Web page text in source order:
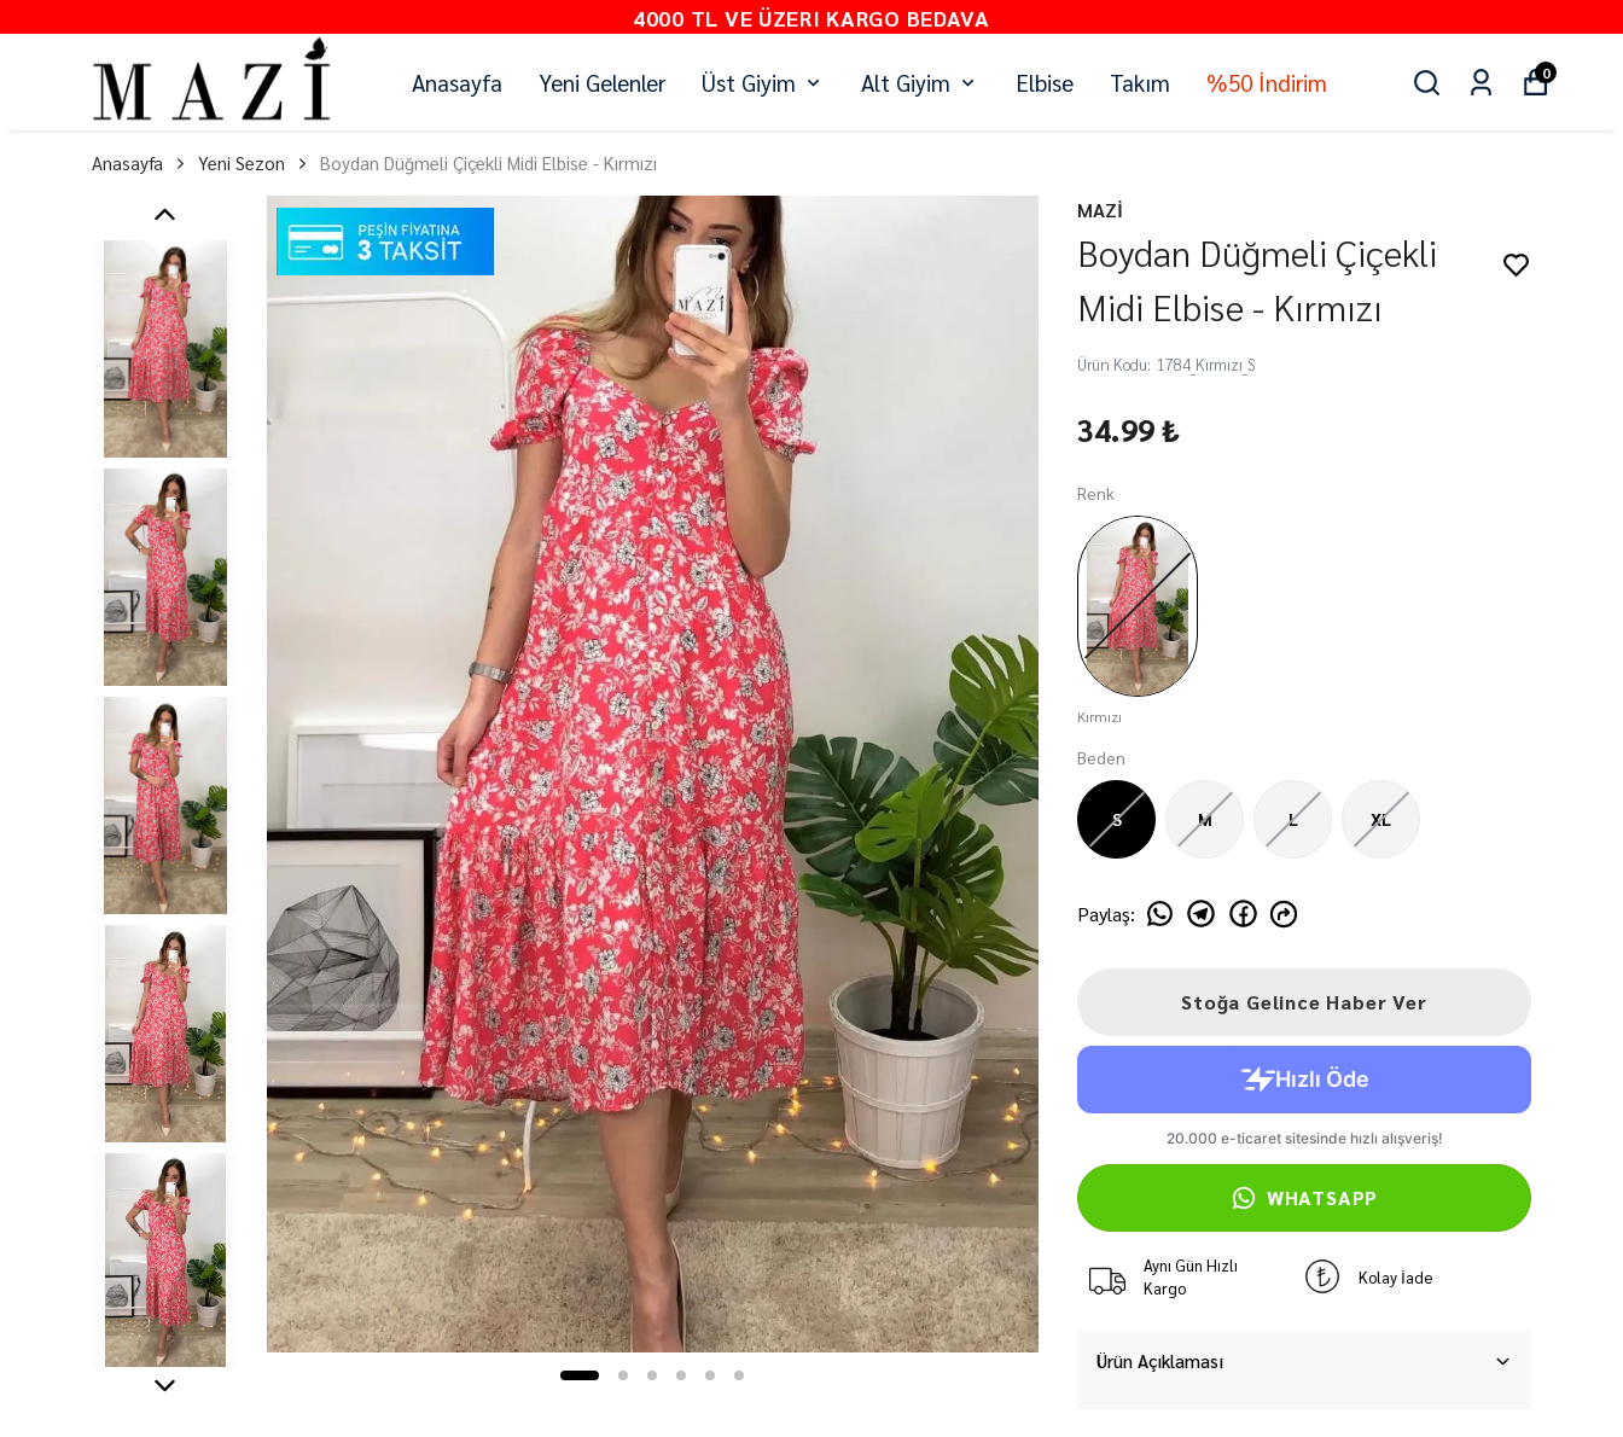
4000 TL VE ÜZERI KARGO BEDAVA
Anasayfa Yeni Gelenler Üst Giyim Alt Giyim Elbise Takım %50 İndirim 0
Anasayfa Yeni Sezon Boydan Düğmeli Çiçekli Midi Elbise - Kırmızı
MAZİ
Boydan Düğmeli Çiçekli
Midi Elbise - Kırmızı
Ürün Kodu: 1784_Kırmızı_S
34.99 ₺
Renk
Kırmızı
Beden
S M L XL
Paylaş:
Stoğa Gelince Haber Ver
WHATSAPP
Aynı Gün Hızlı
Kargo
Kolay İade
Ürün Açıklaması